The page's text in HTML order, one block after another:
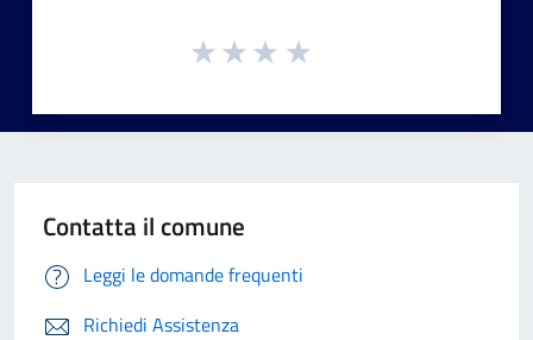
Contatta il comune
Leggi le domande frequenti
Richiedi Assistenza